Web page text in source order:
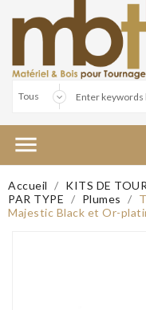

Accueil KITS DE
PAR TYPE
Plumes
Majestic Black et Or-